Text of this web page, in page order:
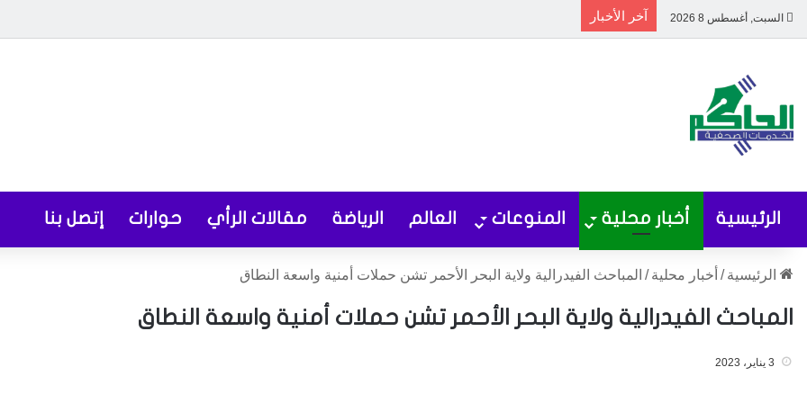
السبت, أغسطس 8 2026 آخر الأخبار
الرئيسية أخبار محلية المنوعات العالم الرياضة مقالات الرأي حوارات إتصل بنا
الرئيسية / أخبار محلية / المباحث الفيدرالية ولاية البحر الأحمر تشن حملات أمنية واسعة النطاق
المباحث الفيدرالية ولاية البحر الأحمر تشن حملات أمنية واسعة النطاق
3 يناير، 2023